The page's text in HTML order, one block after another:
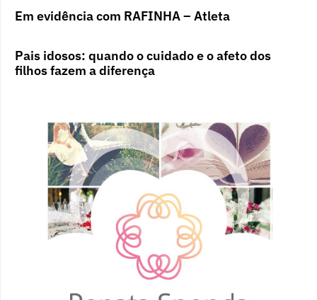
Em evidência com RAFINHA – Atleta
Pais idosos: quando o cuidado e o afeto dos
filhos fazem a diferença